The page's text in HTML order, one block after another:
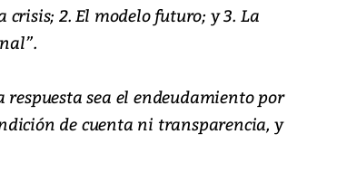
crisis; 2. El modelo futuro; y 3. La
respuesta sea el endeudamiento por
de cuenta ni transparencia, y